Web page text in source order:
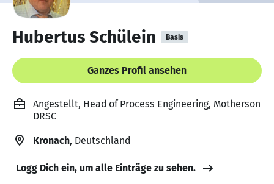
Hubertus Schülein Basis
Ganzes Profil ansehen
Angestellt, Head of Process Engineering, Motherson
DRSC
Kronach, Deutschland
Logg Dich ein, um alle Einträge zu sehen.